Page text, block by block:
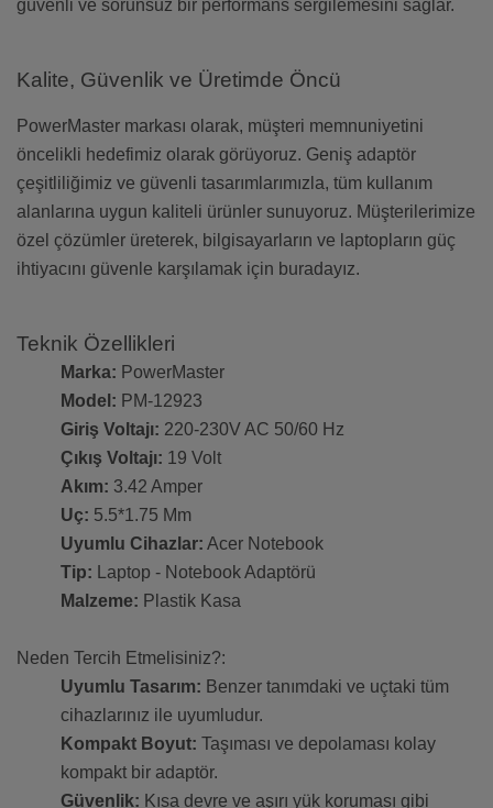
güvenli ve sorunsuz bir performans sergilemesini sağlar.
Kalite, Güvenlik ve Üretimde Öncü
PowerMaster markası olarak, müşteri memnuniyetini
öncelikli hedefimiz olarak görüyoruz. Geniş adaptör
çeşitliliğimiz ve güvenli tasarımlarımızla, tüm kullanım
alanlarına uygun kaliteli ürünler sunuyoruz. Müşterilerimize
özel çözümler üreterek, bilgisayarların ve laptopların güç
ihtiyacını güvenle karşılamak için buradayız.
Teknik Özellikleri
Marka: PowerMaster
Model: PM-12923
Giriş Voltajı: 220-230V AC 50/60 Hz
Çıkış Voltajı: 19 Volt
Akım: 3.42 Amper
Uç: 5.5*1.75 Mm
Uyumlu Cihazlar: Acer Notebook
Tip: Laptop - Notebook Adaptörü
Malzeme: Plastik Kasa
Neden Tercih Etmelisiniz?:
Uyumlu Tasarım: Benzer tanımdaki ve uçtaki tüm
cihazlarınız ile uyumludur.
Kompakt Boyut: Taşıması ve depolaması kolay
kompakt bir adaptör.
Güvenlik: Kısa devre ve aşırı yük koruması gibi